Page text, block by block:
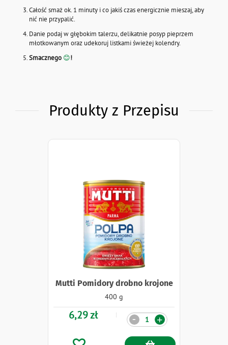
Całość smaż ok. 1 minuty i co jakiś czas energicznie mieszaj, aby
nić nie przypalić.
Danie podaj w głębokim talerzu, delikatnie posyp pieprzem
młotkowanym oraz udekoruj listkami świeżej kolendry.
Smacznego 😊!
Produkty z Przepisu
Mutti Pomidory drobno krojone
400 g
6,29 zł Ilość +
-